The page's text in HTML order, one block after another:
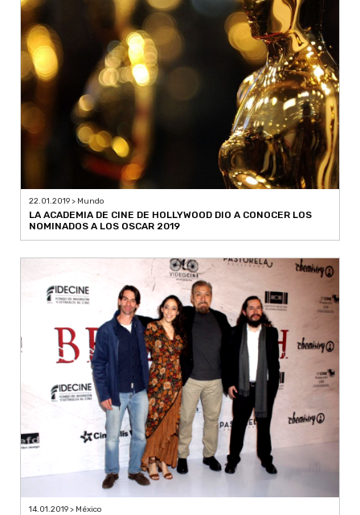
22.01.2019 > Mundo
LA ACADEMIA DE CINE DE HOLLYWOOD DIO A CONOCER LOS
NOMINADOS A LOS OSCAR 2019
14.01.2019 > México